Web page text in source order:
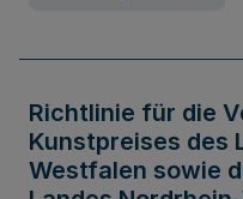
Richtlinie für die
Kunstpreises des
Westfalen sowie